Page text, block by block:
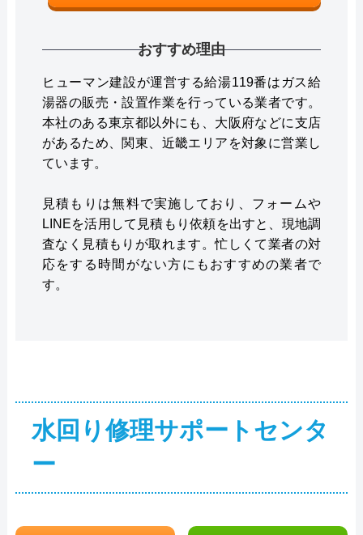
おすすめ理由
ヒューマン建設が運営する給湯119番はガス給
湯器の販売・設置作業を行っている業者です。
本社のある東京都以外にも、大阪府などに支店
があるため、関東、近畿エリアを対象に営業し
ています。
見積もりは無料で実施しており、フォームや
LINEを活用して見積もり依頼を出すと、現地調
査なく見積もりが取れます。忙しくて業者の対
応をする時間がない方にもおすすめの業者で
す。
水回り修理サポートセンタ
ー